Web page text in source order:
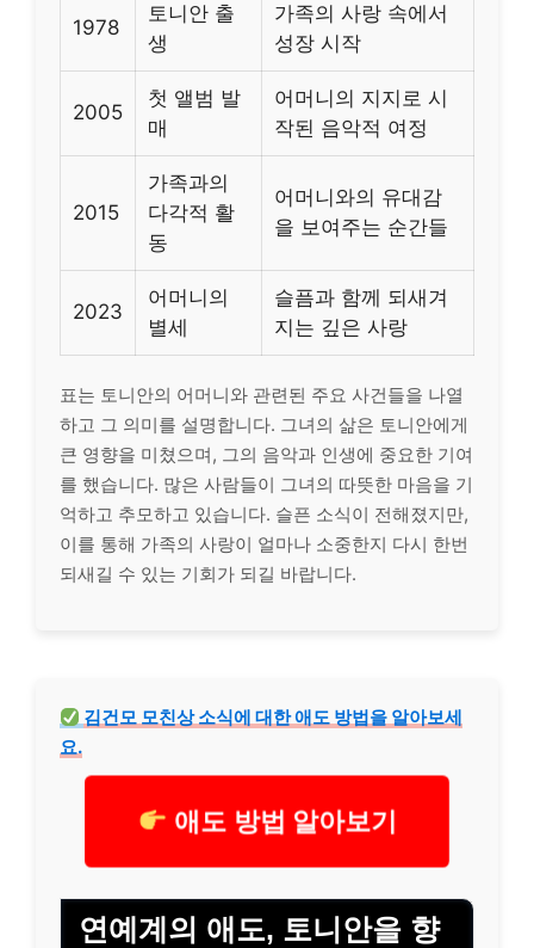
1978
토니안 출
생
가족의 사랑 속에서
성장 시작
2005
첫 앨범 발
매
어머니의 지지로 시
작된 음악적 여정
2015
가족과의
다각적 활
동
어머니와의 유대감
을 보여주는 순간들
2023
어머니의
별세
슬픔과 함께 되새겨
지는 깊은 사랑
표는 토니안의 어머니와 관련된 주요 사건들을 나열
하고 그 의미를 설명합니다. 그녀의 삶은 토니안에게
큰 영향을 미쳤으며, 그의 음악과 인생에 중요한 기여
를 했습니다. 많은 사람들이 그녀의 따뜻한 마음을 기
억하고 추모하고 있습니다. 슬픈 소식이 전해졌지만,
이를 통해 가족의 사랑이 얼마나 소중한지 다시 한번
되새길 수 있는 기회가 되길 바랍니다.
김건모 모친상 소식에 대한 애도 방법을 알아보세
요.
애도 방법 알아보기
연예계의 애도, 토니안을 향